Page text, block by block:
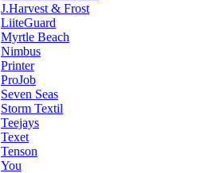
J.Harvest & Frost
LiiteGuard
Myrtle Beach
Nimbus
Printer
ProJob
Seven Seas
Storm Textil
Teejays
Texet
Tenson
You